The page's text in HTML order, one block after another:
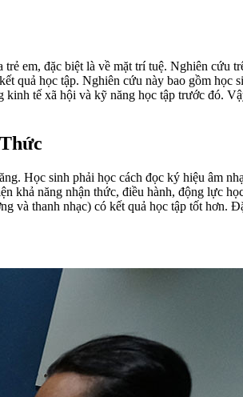
em, đặc biệt là về mặt trí tuệ. Nghiên cứu
quả học tập. Nghiên cứu này bao gồm học
tế xã hội và kỹ năng học tập trước đó.
Học sinh phải học cách đọc ký hiệu âm
khả năng nhận thức, điều hành, động lực
và thanh nhạc) có kết quả học tập tốt hơn.